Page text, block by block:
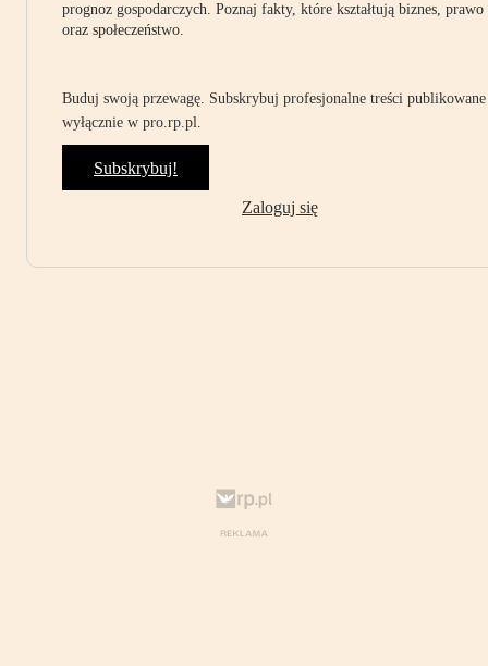
prognoz gospodarczych. Poznaj fakty, które kształtują biznes, prawo
oraz społeczeństwo.
Buduj swoją przewagę. Subskrybuj profesjonalne treści publikowane
wyłącznie w pro.rp.pl.
Subskrybuj!
Zaloguj się